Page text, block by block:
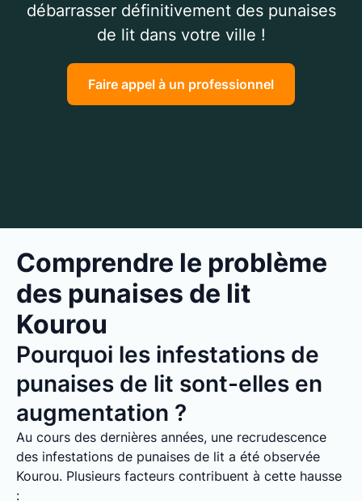
débarrasser définitivement des punaises
de lit dans votre ville !
Faire appel à un professionnel
Comprendre le problème
des punaises de lit
Kourou
Pourquoi les infestations de
punaises de lit sont-elles en
augmentation ?
Au cours des dernières années, une recrudescence
des infestations de punaises de lit a été observée
Kourou. Plusieurs facteurs contribuent à cette hausse
: